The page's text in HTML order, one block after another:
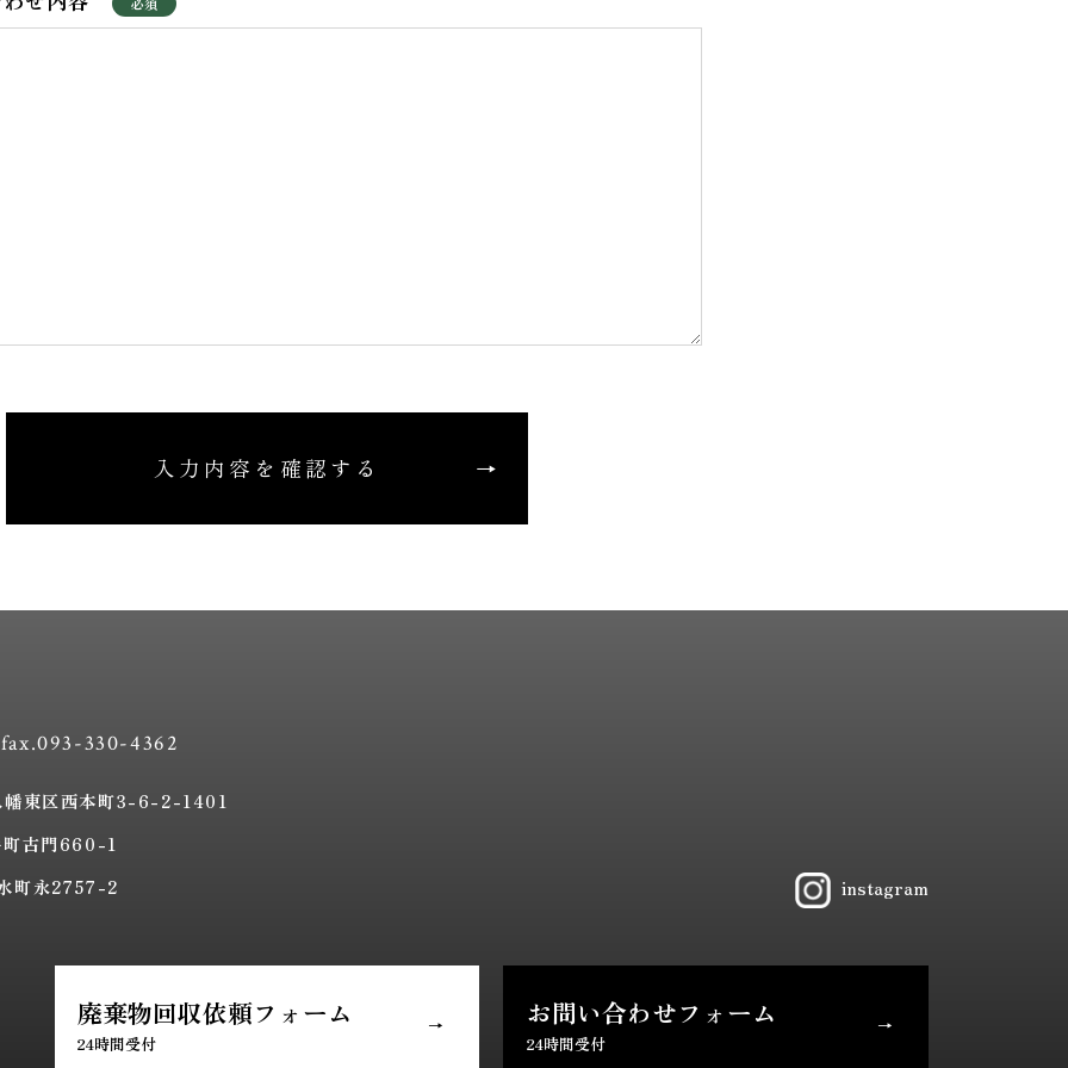
入力内容を確認する
330-4362
東区西本町3-6-2-1401
町古門660-1
町永2757-2
instagram
廃棄物回収依頼フォーム
24時間受付
お問い合わせフォーム
24時間受付